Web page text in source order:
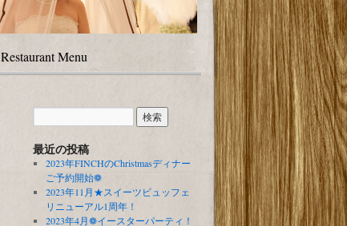
Restaurant Menu
最近の投稿
2023年FINCHのChristmasディナー
ご予約開始❁
2023年11月★スイーツビュッフェ
リニューアル1周年！
2023年4月❁イースターパーティ！